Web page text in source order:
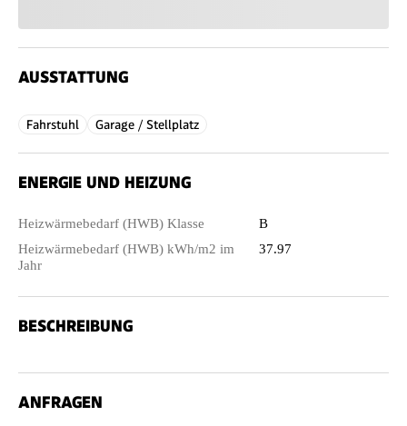
AUSSTATTUNG
Fahrstuhl Garage / Stellplatz
ENERGIE UND HEIZUNG
Heizwärmebedarf (HWB) Klasse
B
Heizwärmebedarf (HWB) kWh/m2 im
Jahr
37.97
BESCHREIBUNG
ANFRAGEN